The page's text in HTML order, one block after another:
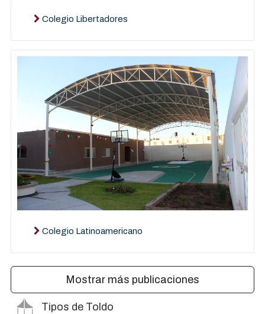
Colegio Latinoamericano
Colegio Libertadores
Mostrar más publicaciones
Tipos de Toldo